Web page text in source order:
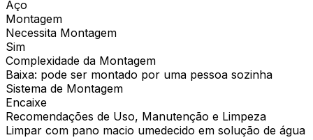
Aço
Montagem
Necessita Montagem
Sim
Complexidade da Montagem
Baixa: pode ser montado por uma pessoa sozinha
Sistema de Montagem
Encaixe
Recomendações de Uso, Manutenção e Limpeza
Limpar com pano macio umedecido em solução de água